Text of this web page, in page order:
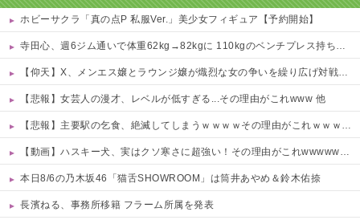
ホビーサクラ「真の点P 私服Ver.」美少女フィギュア【予約開始】
寺田心、週6ジム通いで体重62kg→82kgに 110kgのベンチプレス持ち上げる姿披露
【仰天】X、メンエス嬢とラウンジ嬢が熾烈な女の争いを繰り広げ対戦型になってしまうw w w w w w w w
【悲報】女芸人の漫才、レベルが低すぎる...その理由がこれwww 他
【悲報】主要駅の乞食、絶滅してしまうｗｗｗｗその理由がこれｗｗｗｗ 他
【動画】ハスキー犬、実はクソ寒さに超強い！その理由がこれwwwwww 他
本日8/6の乃木坂46「猫舌SHOWROOM」は筒井あやめ＆鈴木佑捺
長濱ねる、事務所移籍 フラーム所属を発表